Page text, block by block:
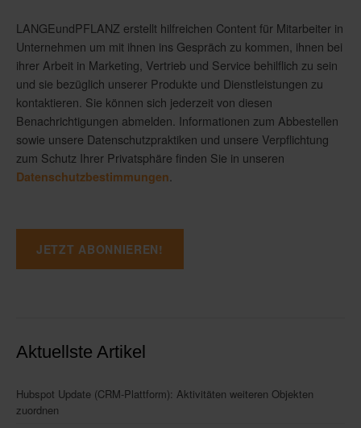
LANGEundPFLANZ erstellt hilfreichen Content für Mitarbeiter in
Unternehmen um mit ihnen ins Gespräch zu kommen, ihnen bei
ihrer Arbeit in Marketing, Vertrieb und Service behilflich zu sein
und sie bezüglich unserer Produkte und Dienstleistungen zu
kontaktieren. Sie können sich jederzeit von diesen
Benachrichtigungen abmelden. Informationen zum Abbestellen
sowie unsere Datenschutzpraktiken und unsere Verpflichtung
zum Schutz Ihrer Privatsphäre finden Sie in unseren
Datenschutzbestimmungen
Aktuellste Artikel
Hubspot Update (CRM-Plattform): Aktivitäten weiteren Objekten
zuordnen